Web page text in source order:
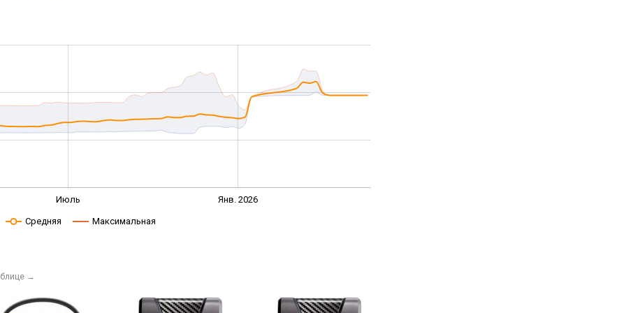
Июль Янв. 2026
Средняя Максимальная
→